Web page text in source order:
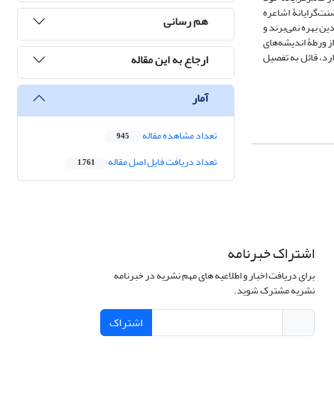
اشاعره
بهره نمی‌برند و
ورطۀ اندیشه‌های
قائل به تفصیل
هم رسانی
ارجاع به این مقاله
آمار
تعداد مشاهده مقاله 945
تعداد دریافت فایل اصل مقاله 1,761
اشتراک خبرنامه
برای دریافت اخبار و اطلاعیه های مهم نشریه در خبرنامه
نشریه مشترک شوید.
اشتراک